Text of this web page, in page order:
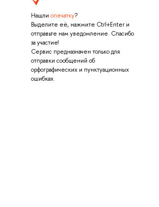
Нашли опечатку?
Выделите её, нажмите Ctrl+Enter и
отправьте нам уведомление. Спасибо
за участие!
Сервис предназначен только для
отправки сообщений об
орфографических и пунктуационных
ошибках.